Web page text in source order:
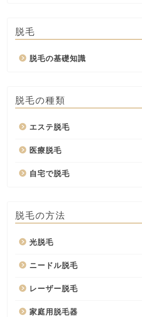
脱毛
脱毛の基礎知識
脱毛の種類
エステ脱毛
医療脱毛
自宅で脱毛
脱毛の方法
光脱毛
ニードル脱毛
レーザー脱毛
家庭用脱毛器